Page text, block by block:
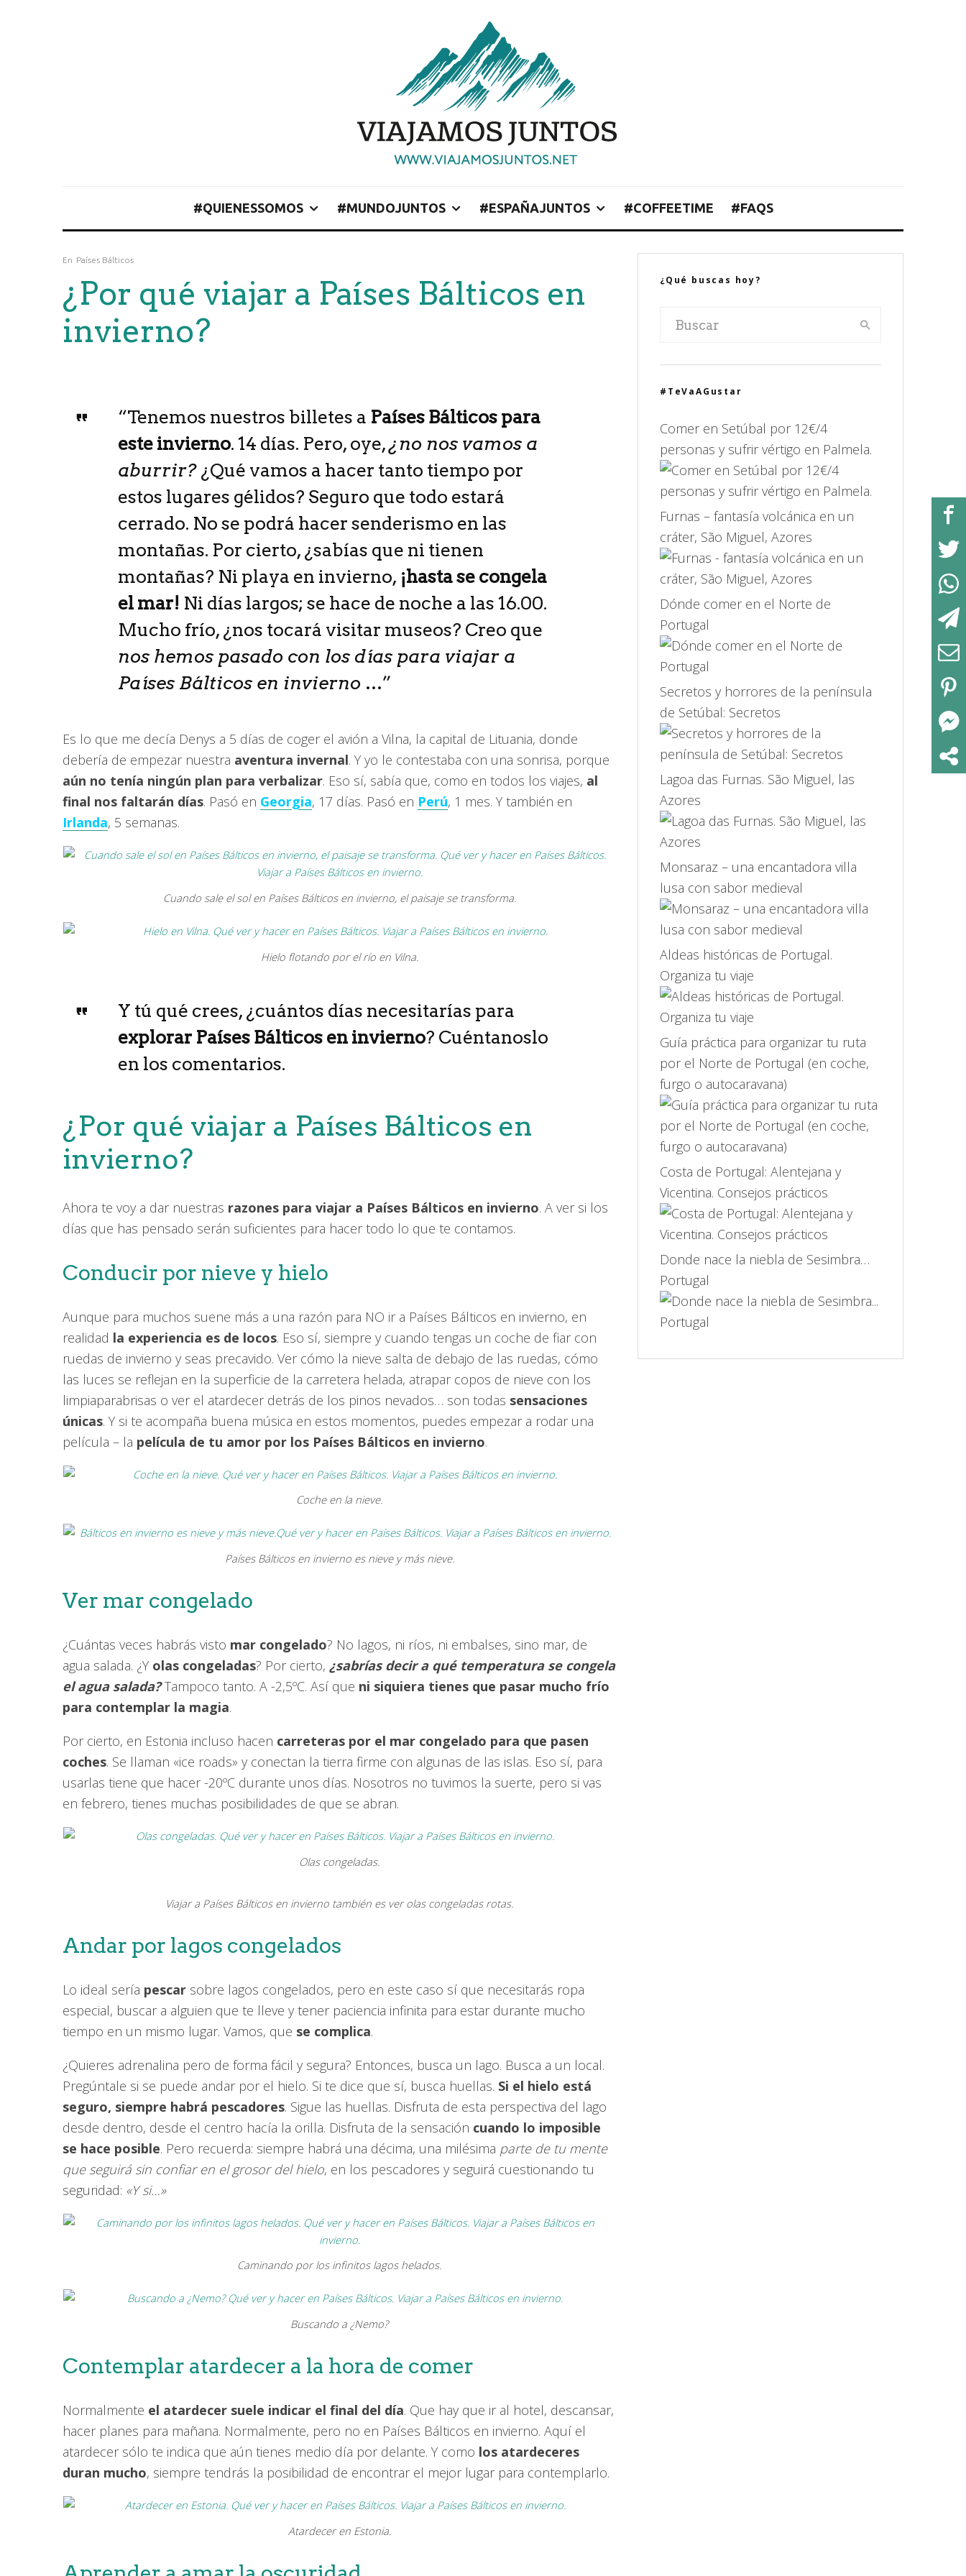
#QUIENESSOMOS #MUNDOJUNTOS #ESPAÑAJUNTOS #COFFEETIME #FAQS
En Países Bálticos
¿Por qué viajar a Países Bálticos en
invierno?
“Tenemos nuestros billetes a Países Bálticos para
este invierno. 14 días. Pero, oye,¿no nos vamos a
aburrir? ¿Qué vamos a hacer tanto tiempo por
estos lugares gélidos? Seguro que todo estará
cerrado. No se podrá hacer senderismo en las
montañas. Por cierto, ¿sabías que ni tienen
montañas? Ni playa en invierno, ¡hasta se congela
el mar! Ni días largos; se hace de noche a las 16.00.
Mucho frío, ¿nos tocará visitar museos? Creo que
nos hemos pasado con los días para viajar a
Países Bálticos en invierno …”
Es lo que me decía Denys a 5 días de coger el avión a Vilna, la capital de Lituania, donde
debería de empezar nuestra aventura invernal. Y yo le contestaba con una sonrisa, porque
aún no tenía ningún plan para verbalizar. Eso sí, sabía que, como en todos los viajes, al
final nos faltarán días. Pasó en Georgia, 17 días. Pasó en Perú, 1 mes. Y también en
Irlanda, 5 semanas.
Cuando sale el sol en Países Bálticos en invierno, el paisaje se transforma.
Hielo flotando por el río en Vilna.
Y tú qué crees, ¿cuántos días necesitarías para
explorar Países Bálticos en invierno? Cuéntanoslo
en los comentarios.
¿Por qué viajar a Países Bálticos en
invierno?
Ahora te voy a dar nuestras razones para viajar a Países Bálticos en invierno. A ver si los
días que has pensado serán suficientes para hacer todo lo que te contamos.
Conducir por nieve y hielo
Aunque para muchos suene más a una razón para NO ir a Países Bálticos en invierno, en
realidad la experiencia es de locos. Eso sí, siempre y cuando tengas un coche de fiar con
ruedas de invierno y seas precavido. Ver cómo la nieve salta de debajo de las ruedas, cómo
las luces se reflejan en la superficie de la carretera helada, atrapar copos de nieve con los
limpiaparabrisas o ver el atardecer detrás de los pinos nevados… son todas sensaciones
únicas. Y si te acompaña buena música en estos momentos, puedes empezar a rodar una
película – la película de tu amor por los Países Bálticos en invierno.
Coche en la nieve.
Países Bálticos en invierno es nieve y más nieve.
Ver mar congelado
¿Cuántas veces habrás visto mar congelado? No lagos, ni ríos, ni embalses, sino mar, de
agua salada. ¿Y olas congeladas? Por cierto, ¿sabrías decir a qué temperatura se congela
el agua salada?Tampoco tanto. A -2,5ºC. Así que ni siquiera tienes que pasar mucho frío
para contemplar la magia.
Por cierto, en Estonia incluso hacen carreteras por el mar congelado para que pasen
coches. Se llaman «ice roads» y conectan la tierra firme con algunas de las islas. Eso sí, para
usarlas tiene que hacer -20ºC durante unos días. Nosotros no tuvimos la suerte, pero si vas
en febrero, tienes muchas posibilidades de que se abran.
Olas congeladas.
Viajar a Países Bálticos en invierno también es ver olas congeladas rotas.
Andar por lagos congelados
Lo ideal sería pescar sobre lagos congelados, pero en este caso sí que necesitarás ropa
especial, buscar a alguien que te lleve y tener paciencia infinita para estar durante mucho
tiempo en un mismo lugar. Vamos, que se complica.
¿Quieres adrenalina pero de forma fácil y segura? Entonces, busca un lago. Busca a un local.
Pregúntale si se puede andar por el hielo. Si te dice que sí, busca huellas. Si el hielo está
seguro, siempre habrá pescadores. Sigue las huellas. Disfruta de esta perspectiva del lago
desde dentro, desde el centro hacía la orilla. Disfruta de la sensación cuando lo imposible
se hace posible. Pero recuerda: siempre habrá una décima, una milésima parte de tu mente
que seguirá sin confiar en el grosor del hielo, en los pescadores y seguirá cuestionando tu
seguridad: «Y si…»
Caminando por los infinitos lagos helados.
Buscando a ¿Nemo?
Contemplar atardecer a la hora de comer
Normalmente el atardecer suele indicar el final del día. Que hay que ir al hotel, descansar,
hacer planes para mañana. Normalmente, pero no en Países Bálticos en invierno. Aquí el
atardecer sólo te indica que aún tienes medio día por delante. Y como los atardeceres
duran mucho, siempre tendrás la posibilidad de encontrar el mejor lugar para contemplarlo.
Atardecer en Estonia.
¿Qué buscas hoy?
#TeVaAGustar
Comer en Setúbal por 12€/4
personas y sufrir vértigo en Palmela.
Furnas – fantasía volcánica en un
cráter, São Miguel, Azores
Dónde comer en el Norte de
Portugal
Secretos y horrores de la península
de Setúbal: Secretos
Lagoa das Furnas. São Miguel, las
Azores
Monsaraz – una encantadora villa
lusa con sabor medieval
Aldeas históricas de Portugal.
Organiza tu viaje
Guía práctica para organizar tu ruta
por el Norte de Portugal (en coche,
furgo o autocaravana)
Costa de Portugal: Alentejana y
Vicentina. Consejos prácticos
Donde nace la niebla de Sesimbra…
Portugal